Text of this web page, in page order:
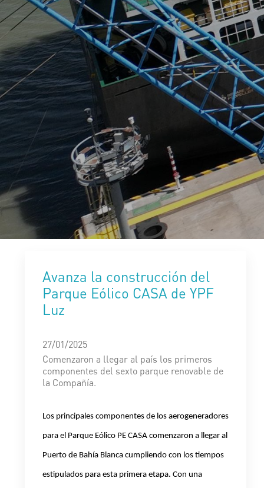
Avanza la construcción del
Parque Eólico CASA de YPF
Luz
27/01/2025
Comenzaron a llegar al país los primeros
componentes del sexto parque renovable de
la Compañía.
Los principales componentes de los aerogeneradores
para el Parque Eólico PE CASA comenzaron a llegar al
Puerto de Bahía Blanca cumpliendo con los tiempos
estipulados para esta primera etapa. Con una